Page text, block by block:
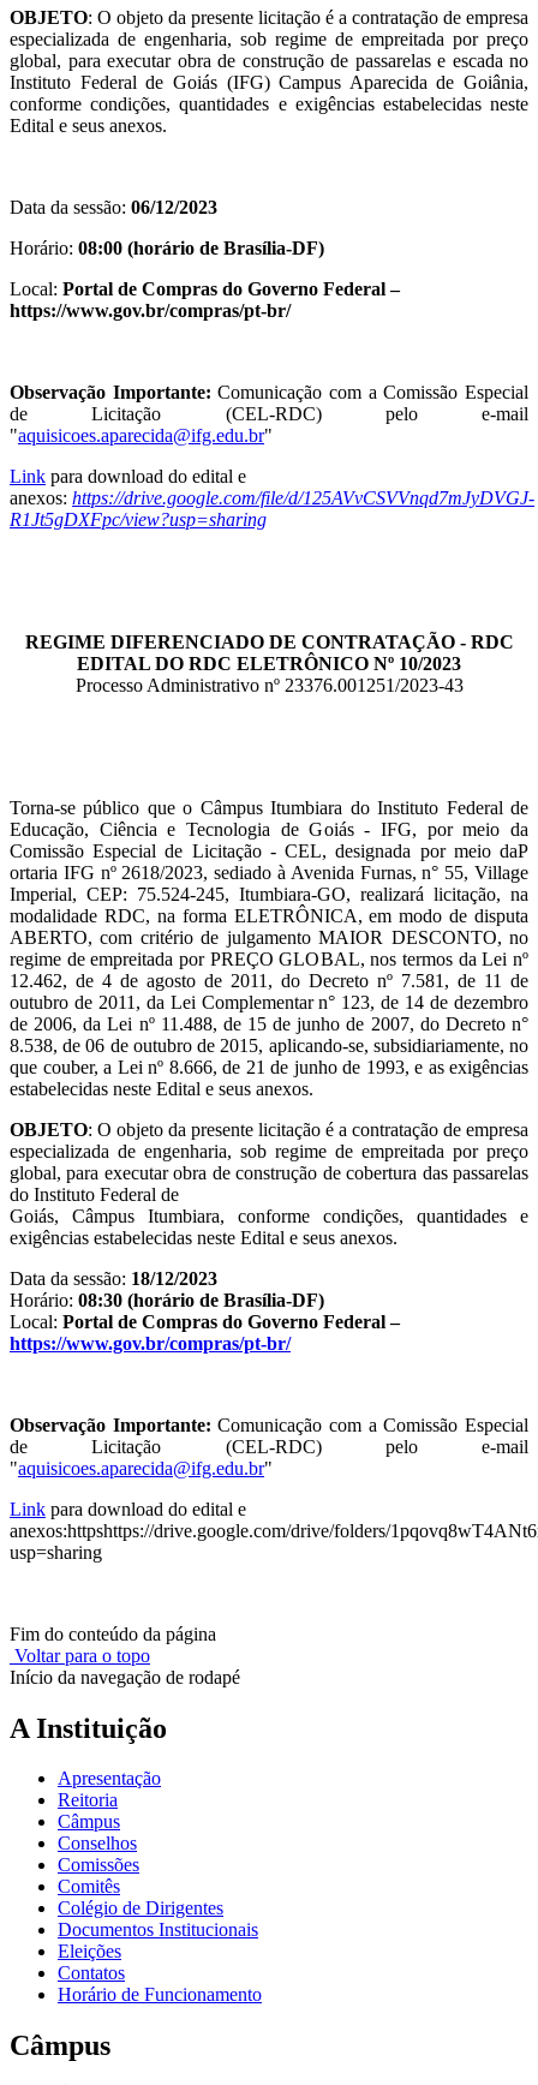
OBJETO: O objeto da presente licitação é a contratação de empresa
especializada de engenharia, sob regime de empreitada por preço
global, para executar obra de construção de passarelas e escada no
Instituto Federal de Goiás (IFG) Campus Aparecida de Goiânia,
conforme condições, quantidades e exigências estabelecidas neste
Edital e seus anexos.
Data da sessão: 06/12/2023
Horário: 08:00 (horário de Brasília-DF)
Local: Portal de Compras do Governo Federal –
https://www.gov.br/compras/pt-br/
Observação Importante: Comunicação com a Comissão Especial
de Licitação (CEL-RDC) pelo e-mail
"aquisicoes.aparecida@ifg.edu.br"
Link para download do edital e
anexos: https://drive.google.com/file/d/125AVvCSVVnqd7mJyDVGJ-
R1Jt5gDXFpc/view?usp=sharing
REGIME DIFERENCIADO DE CONTRATAÇÃO - RDC
EDITAL DO RDC ELETRÔNICO Nº 10/2023
Processo Administrativo nº 23376.001251/2023-43
Torna-se público que o Câmpus Itumbiara do Instituto Federal de
Educação, Ciência e Tecnologia de Goiás - IFG, por meio da
Comissão Especial de Licitação - CEL, designada por meio daP
ortaria IFG nº 2618/2023, sediado à Avenida Furnas, n° 55, Village
Imperial, CEP: 75.524-245, Itumbiara-GO, realizará licitação, na
modalidade RDC, na forma ELETRÔNICA, em modo de disputa
ABERTO, com critério de julgamento MAIOR DESCONTO, no
regime de empreitada por PREÇO GLOBAL, nos termos da Lei nº
12.462, de 4 de agosto de 2011, do Decreto nº 7.581, de 11 de
outubro de 2011, da Lei Complementar n° 123, de 14 de dezembro
de 2006, da Lei nº 11.488, de 15 de junho de 2007, do Decreto n°
8.538, de 06 de outubro de 2015, aplicando-se, subsidiariamente, no
que couber, a Lei nº 8.666, de 21 de junho de 1993, e as exigências
estabelecidas neste Edital e seus anexos.
OBJETO: O objeto da presente licitação é a contratação de empresa
especializada de engenharia, sob regime de empreitada por preço
global, para executar obra de construção de cobertura das passarelas
do Instituto Federal de
Goiás, Câmpus Itumbiara, conforme condições, quantidades e
exigências estabelecidas neste Edital e seus anexos.
Data da sessão: 18/12/2023
Horário: 08:30 (horário de Brasília-DF)
Local: Portal de Compras do Governo Federal –
https://www.gov.br/compras/pt-br/
Observação Importante: Comunicação com a Comissão Especial
de Licitação (CEL-RDC) pelo e-mail
"aquisicoes.aparecida@ifg.edu.br"
Link para download do edital e
anexos:httpshttps://drive.google.com/drive/folders/
usp=sharing
Fim do conteúdo da página
Voltar para o topo
Início da navegação de rodapé
A Instituição
Apresentação
Reitoria
Câmpus
Conselhos
Comissões
Comitês
Colégio de Dirigentes
Documentos Institucionais
Eleições
Contatos
Horário de Funcionamento
Câmpus